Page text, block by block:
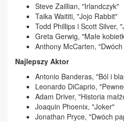
Steve Zaillian, "Irlandczyk"
Taika Waititi, "Jojo Rabbit"
Todd Phillips i Scott Silver,
Greta Gerwig, "Małe
Anthony McCarten,
Najlepszy Aktor
Antonio Banderas, "Ból i
Leonardo DiCaprio,
Adam Driver, "Historia
Joaquin Phoenix, "Joker"
Jonathan Pryce, "Dwóch